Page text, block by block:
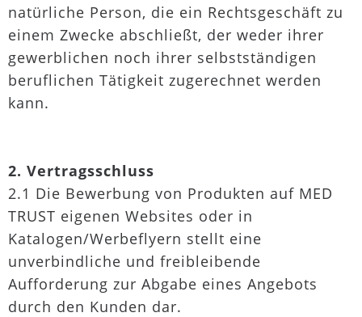
natürliche Person, die ein Rechtsgeschäft zu
einem Zwecke abschließt, der weder ihrer
gewerblichen noch ihrer selbstständigen
beruflichen Tätigkeit zugerechnet werden
kann.
2. Vertragsschluss
2.1 Die Bewerbung von Produkten auf MED
TRUST eigenen Websites oder in
Katalogen/Werbeflyern stellt eine
unverbindliche und freibleibende
Aufforderung zur Abgabe eines Angebots
durch den Kunden dar.